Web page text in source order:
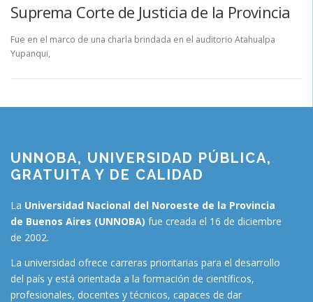
Suprema Corte de Justicia de la Provincia
Fue en el marco de una charla brindada en el auditorio Atahualpa
Yupanqui,
UNNOBA, UNIVERSIDAD PÚBLICA,
GRATUITA Y DE CALIDAD
La Universidad Nacional del Noroeste de la Provincia
de Buenos Aires (UNNOBA) fue creada el 16 de diciembre
de 2002.
La universidad ofrece carreras prioritarias para el desarrollo
del país y está orientada a la formación de científicos,
profesionales, docentes y técnicos, capaces de dar